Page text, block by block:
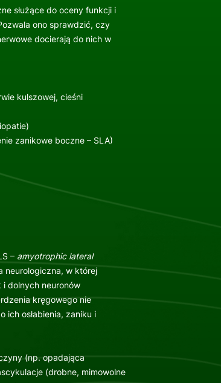
służące do oceny funkcji i
ono sprawdzić, czy
docierają do nich w
kulszowej, cieśni
zanikowe boczne – SLA)
– amyotrophic lateral
neurologiczna, w której
dolnych neuronów
kręgowego nie
ich osłabienia, zaniku i
(np. opadająca
(drobne, mimowolne